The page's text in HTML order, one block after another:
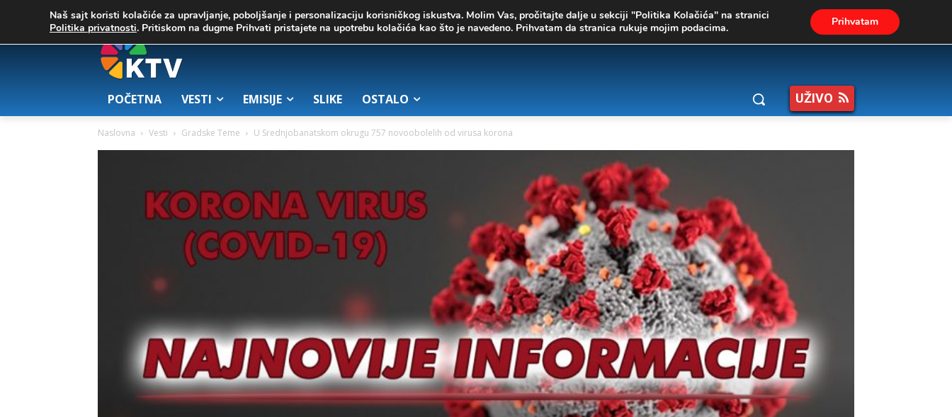
32.1 Zrenjanin 02. август 2026.
POČETNA VESTI EMISIJE SLIKE OSTALO UŽIVO
Naslovna Vesti Gradske Teme U Srednjobanatskom okrugu 757 novoobolelih od virusa korona
Naš sajt koristi kolačiće za upravljanje, poboljšanje i personalizaciju korisničkog iskustva. Molim Vas, pročitajte dalje u sekciji "Politika Kolačića" na stranici
Politika privatnosti. Pritiskom na dugme Prihvati pristajete na upotrebu kolačića kao što je navedeno. Prihvatam da stranica rukuje mojim podacima. Prihvatam